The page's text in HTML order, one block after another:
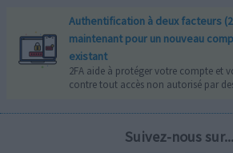
Authentification à deux facteurs
maintenant pour un nouveau
existant
2FA aide à protéger votre compte et
contre tout accès non autorisé par
Suivez-nous sur...